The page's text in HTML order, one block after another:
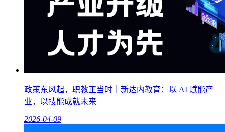
政策东风起，职教正当时｜新达内教育：以 AI 赋能产
业，以技能成就未来
2026-04-09